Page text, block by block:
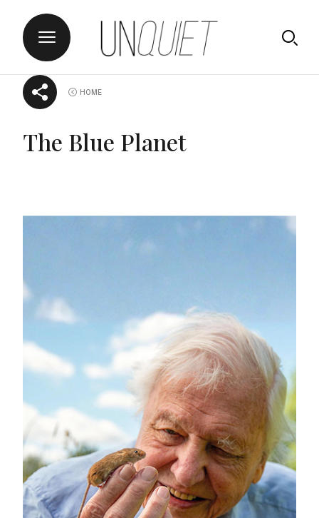
Skip
UNQUIET
Proudly
HOME
The Blue Planet